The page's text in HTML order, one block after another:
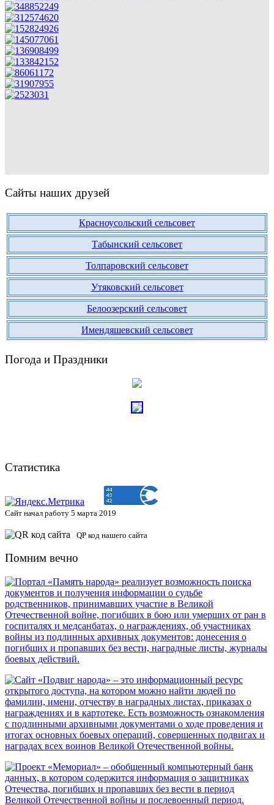
Сайты наших друзей
Красноусольский сельсовет
Табынский сельсовет
Толпаровский сельсовет
Утяковский сельсовет
Белоозерский сельсовет
Имендяшевский сельсовет
Погода и Праздники
Статистика
Сайт начал работу 5 марта 2019
QP код нашего сайта
Помним вечно